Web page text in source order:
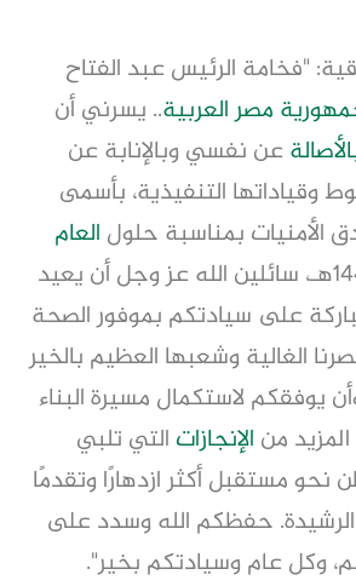
"فخامة الرئيس عبد الفتاح
مصر العربية.. يسرني أن
عن نفسي وبالإنابة عن
وقياداتها التنفيذية، بأسمى
الأمنيات بمناسبة حلول العام
الجديد 1448هـ، سائلين الله عز وجل أن يعيد
على سيادتكم بموفور الصحة
الغالية وشعبها العظيم بالخير
يوفقكم لاستكمال مسيرة البناء
من الإنجازات التي تلبي
نحو مستقبل أكثر ازدهارًا وتقدمًا
حفظكم الله وسدد على
وكل عام وسيادتكم بخير".